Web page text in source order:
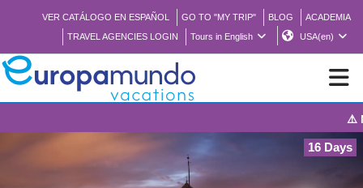
VER CATÁLOGO EN ESPAÑOL GO TO "MY TRIP" BLOG
ACADEMIA
TRAVEL AGENCIES LOGIN
Tours in English USA(en)
BROCHURE PDF
⚠️
16 Days